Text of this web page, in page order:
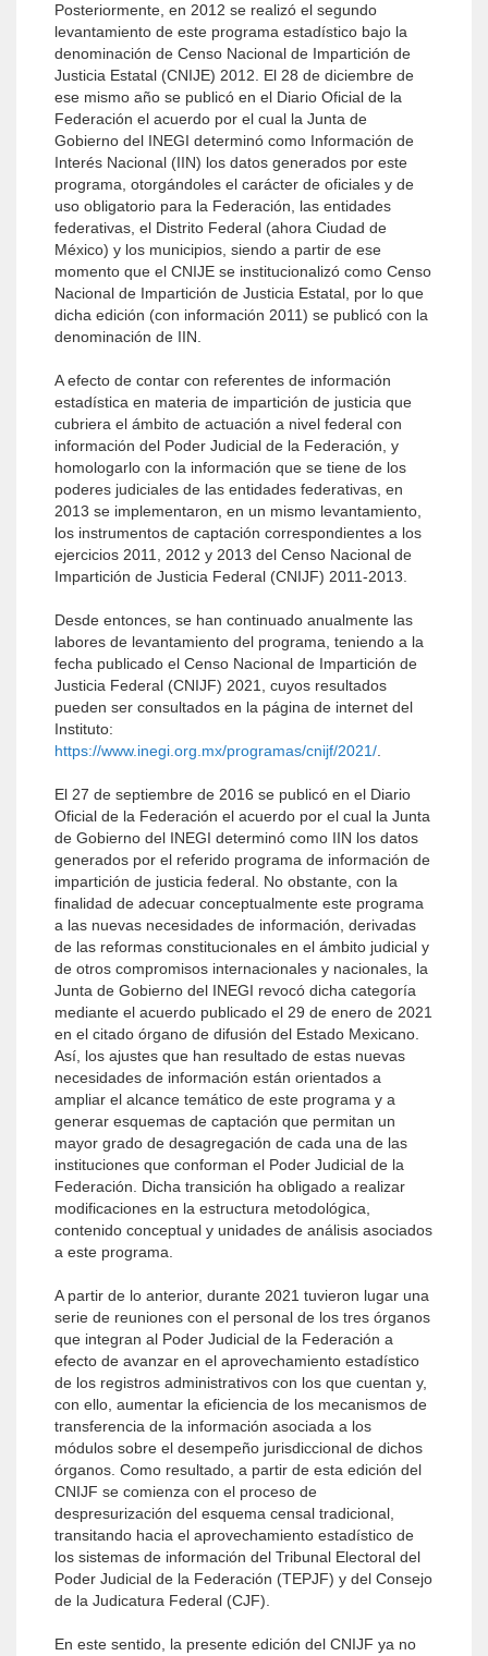
Posteriormente, en 2012 se realizó el segundo
levantamiento de este programa estadístico bajo la
denominación de Censo Nacional de Impartición de
Justicia Estatal (CNIJE) 2012. El 28 de diciembre de
ese mismo año se publicó en el Diario Oficial de la
Federación el acuerdo por el cual la Junta de
Gobierno del INEGI determinó como Información de
Interés Nacional (IIN) los datos generados por este
programa, otorgándoles el carácter de oficiales y de
uso obligatorio para la Federación, las entidades
federativas, el Distrito Federal (ahora Ciudad de
México) y los municipios, siendo a partir de ese
momento que el CNIJE se institucionalizó como Censo
Nacional de Impartición de Justicia Estatal, por lo que
dicha edición (con información 2011) se publicó con la
denominación de IIN.
A efecto de contar con referentes de información
estadística en materia de impartición de justicia que
cubriera el ámbito de actuación a nivel federal con
información del Poder Judicial de la Federación, y
homologarlo con la información que se tiene de los
poderes judiciales de las entidades federativas, en
2013 se implementaron, en un mismo levantamiento,
los instrumentos de captación correspondientes a los
ejercicios 2011, 2012 y 2013 del Censo Nacional de
Impartición de Justicia Federal (CNIJF) 2011-2013.
Desde entonces, se han continuado anualmente las
labores de levantamiento del programa, teniendo a la
fecha publicado el Censo Nacional de Impartición de
Justicia Federal (CNIJF) 2021, cuyos resultados
pueden ser consultados en la página de internet del
Instituto:
https://www.inegi.org.mx/programas/cnijf/2021/
El 27 de septiembre de 2016 se publicó en el Diario
Oficial de la Federación el acuerdo por el cual la Junta
de Gobierno del INEGI determinó como IIN los datos
generados por el referido programa de información de
impartición de justicia federal. No obstante, con la
finalidad de adecuar conceptualmente este programa
a las nuevas necesidades de información, derivadas
de las reformas constitucionales en el ámbito judicial y
de otros compromisos internacionales y nacionales, la
Junta de Gobierno del INEGI revocó dicha categoría
mediante el acuerdo publicado el 29 de enero de 2021
en el citado órgano de difusión del Estado Mexicano.
Así, los ajustes que han resultado de estas nuevas
necesidades de información están orientados a
ampliar el alcance temático de este programa y a
generar esquemas de captación que permitan un
mayor grado de desagregación de cada una de las
instituciones que conforman el Poder Judicial de la
Federación. Dicha transición ha obligado a realizar
modificaciones en la estructura metodológica,
contenido conceptual y unidades de análisis asociados
a este programa.
A partir de lo anterior, durante 2021 tuvieron lugar una
serie de reuniones con el personal de los tres órganos
que integran al Poder Judicial de la Federación a
efecto de avanzar en el aprovechamiento estadístico
de los registros administrativos con los que cuentan y,
con ello, aumentar la eficiencia de los mecanismos de
transferencia de la información asociada a los
módulos sobre el desempeño jurisdiccional de dichos
órganos. Como resultado, a partir de esta edición del
CNIJF se comienza con el proceso de
despresurización del esquema censal tradicional,
transitando hacia el aprovechamiento estadístico de
los sistemas de información del Tribunal Electoral del
Poder Judicial de la Federación (TEPJF) y del Consejo
de la Judicatura Federal (CJF).
En este sentido, la presente edición del CNIJF ya no